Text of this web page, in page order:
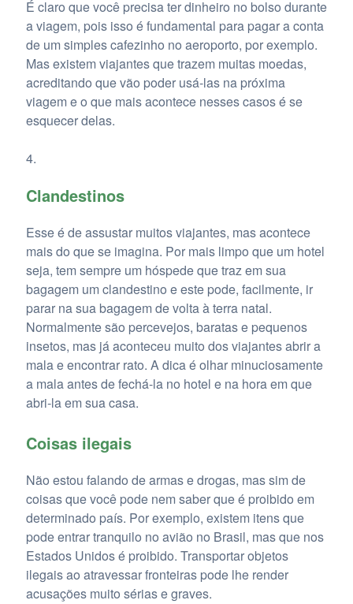
É claro que você precisa ter dinheiro no bolso durante
a viagem, pois isso é fundamental para pagar a conta
de um simples cafezinho no aeroporto, por exemplo.
Mas existem viajantes que trazem muitas moedas,
acreditando que vão poder usá-las na próxima
viagem e o que mais acontece nesses casos é se
esquecer delas.
Clandestinos
Esse é de assustar muitos viajantes, mas acontece
mais do que se imagina. Por mais limpo que um hotel
seja, tem sempre um hóspede que traz em sua
bagagem um clandestino e este pode, facilmente, ir
parar na sua bagagem de volta à terra natal.
Normalmente são percevejos, baratas e pequenos
insetos, mas já aconteceu muito dos viajantes abrir a
mala e encontrar rato. A dica é olhar minuciosamente
a mala antes de fechá-la no hotel e na hora em que
abri-la em sua casa.
Coisas ilegais
Não estou falando de armas e drogas, mas sim de
coisas que você pode nem saber que é proibido em
determinado país. Por exemplo, existem itens que
pode entrar tranquilo no avião no Brasil, mas que nos
Estados Unidos é proibido. Transportar objetos
ilegais ao atravessar fronteiras pode lhe render
acusações muito sérias e graves.